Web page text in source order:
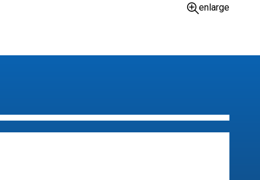
enlarge